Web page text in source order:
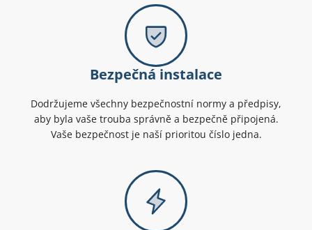
Bezpečná instalace
Dodržujeme všechny bezpečnostní normy a předpisy,
aby byla vaše trouba správně a bezpečně připojená.
Vaše bezpečnost je naší prioritou číslo jedna.